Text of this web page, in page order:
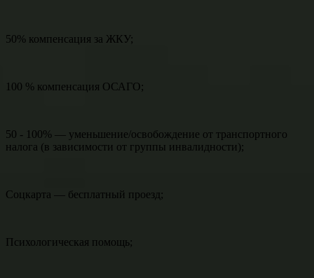
50% компенсация за ЖКУ;
100 % компенсация ОСАГО;
50 - 100% — уменьшение/освобождение от транспортного
налога (в зависимости от группы инвалидности);
Соцкарта — бесплатный проезд;
Психологическая помощь;